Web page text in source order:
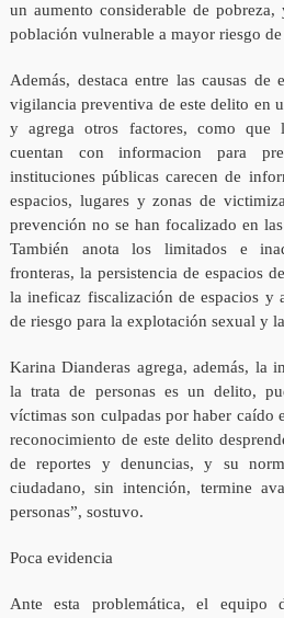
un aumento considerable de
población vulnerable a mayor riesgo
Además, destaca entre las causas de
vigilancia preventiva de este delito en
y agrega otros factores, como que
cuentan con informacion para
instituciones públicas carecen de
espacios, lugares y zonas de
prevención no se han focalizado en
También anota los limitados e
fronteras, la persistencia de espacios
la ineficaz fiscalización de espacios y
de riesgo para la explotación sexual y
Karina Dianderas agrega, además, la
la trata de personas es un delito,
víctimas son culpadas por haber caído
reconocimiento de este delito
de reportes y denuncias, y su
ciudadano, sin intención, termine
personas”, sostuvo.
Poca evidencia
Ante esta problemática, el equipo